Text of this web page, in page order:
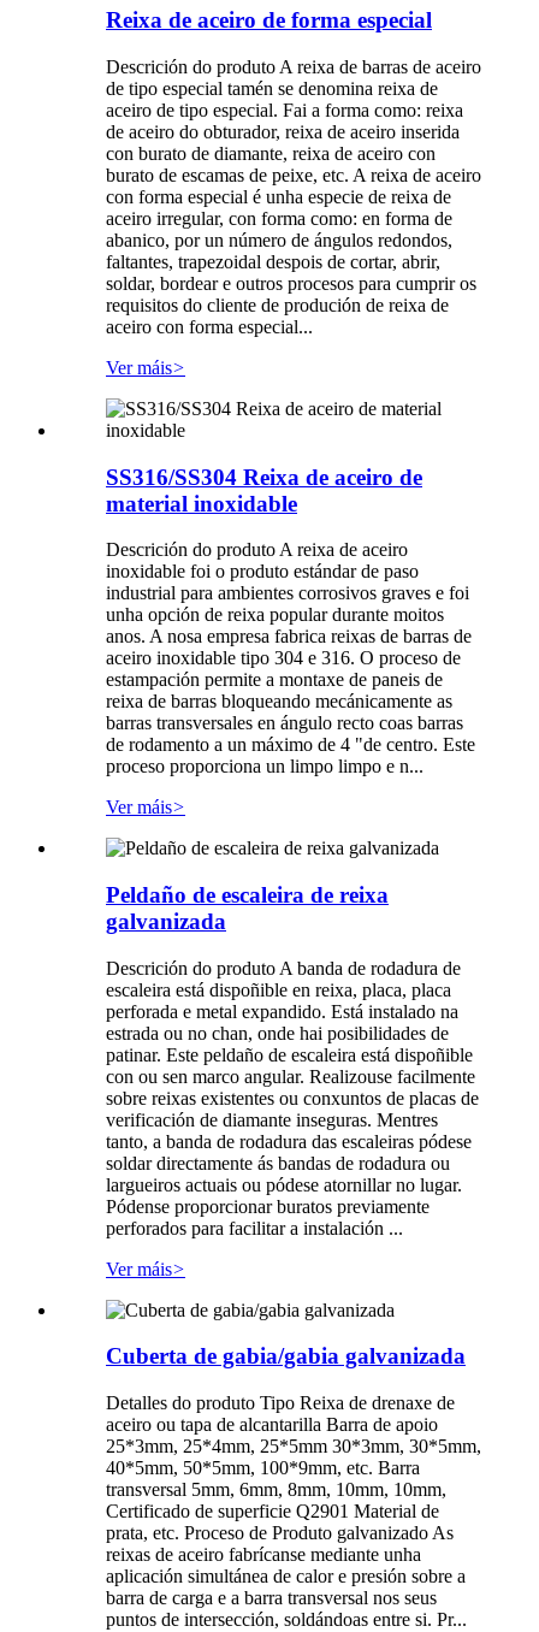
Reixa de aceiro de forma especial
Descrición do produto A reixa de barras de aceiro
de tipo especial tamén se denomina reixa de
aceiro de tipo especial. Fai a forma como: reixa
de aceiro do obturador, reixa de aceiro inserida
con burato de diamante, reixa de aceiro con
burato de escamas de peixe, etc. A reixa de aceiro
con forma especial é unha especie de reixa de
aceiro irregular, con forma como: en forma de
abanico, por un número de ángulos redondos,
faltantes, trapezoidal despois de cortar, abrir,
soldar, bordear e outros procesos para cumprir os
requisitos do cliente de produción de reixa de
aceiro con forma especial...
Ver máis>
SS316/SS304 Reixa de aceiro de
material inoxidable
Descrición do produto A reixa de aceiro
inoxidable foi o produto estándar de paso
industrial para ambientes corrosivos graves e foi
unha opción de reixa popular durante moitos
anos. A nosa empresa fabrica reixas de barras de
aceiro inoxidable tipo 304 e 316. O proceso de
estampación permite a montaxe de paneis de
reixa de barras bloqueando mecánicamente as
barras transversales en ángulo recto coas barras
de rodamento a un máximo de 4 "de centro. Este
proceso proporciona un limpo limpo e n...
Ver máis>
Peldaño de escaleira de reixa
galvanizada
Descrición do produto A banda de rodadura de
escaleira está dispoñible en reixa, placa, placa
perforada e metal expandido. Está instalado na
estrada ou no chan, onde hai posibilidades de
patinar. Este peldaño de escaleira está dispoñible
con ou sen marco angular. Realizouse facilmente
sobre reixas existentes ou conxuntos de placas de
verificación de diamante inseguras. Mentres
tanto, a banda de rodadura das escaleiras pódese
soldar directamente ás bandas de rodadura ou
largueiros actuais ou pódese atornillar no lugar.
Pódense proporcionar buratos previamente
perforados para facilitar a instalación ...
Ver máis>
Cuberta de gabia/gabia galvanizada
Detalles do produto Tipo Reixa de drenaxe de
aceiro ou tapa de alcantarilla Barra de apoio
25*3mm, 25*4mm, 25*5mm 30*3mm, 30*5mm,
40*5mm, 50*5mm, 100*9mm, etc. Barra
transversal 5mm, 6mm, 8mm, 10mm, 10mm,
Certificado de superficie Q2901 Material de
prata, etc. Proceso de Produto galvanizado As
reixas de aceiro fabrícanse mediante unha
aplicación simultánea de calor e presión sobre a
barra de carga e a barra transversal nos seus
puntos de intersección, soldándoas entre si. Pr...